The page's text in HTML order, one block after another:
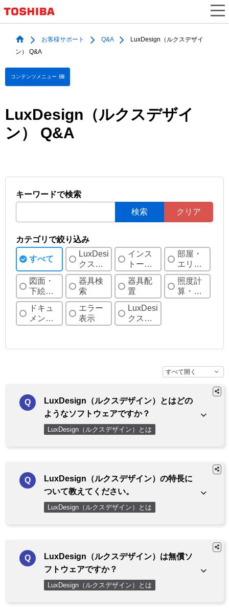
お客様サポート Q&A
LuxDesign（ルクスデザイ
ン） Q&A
コンテンツメニュー
LuxDesign（ルクスデザイ
ン） Q&A
キーワードで検索
検索
クリア
カテゴリで絞り込み
すべて
LuxDesign（ル
クスデ
ザイ
ン）と
は
インス
トー
ル・初
期設定
など
部屋・
エリア
の設定
図面・
下絵の
読込
器具検
索
器具配
置
照度計
算・分
布図設
ドキュ
メント
の設定
エラー
表示
LuxDesign（ル
クスデ
ザイ
ータフ
すべて開く
LuxDesign（ルクスデザイン）とはどの
ようなソフトウェアですか？
LuxDesign（ルクスデザイン）とは
LuxDesign（ルクスデザイン）の特長に
ついて教えてください。
LuxDesign（ルクスデザイン）とは
LuxDesign（ルクスデザイン）は無償ソ
フトウェアですか？
LuxDesign（ルクスデザイン）とは